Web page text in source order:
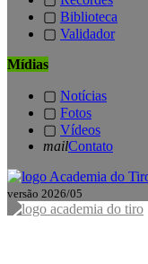
▢ Biblioteca
▢ Validador
Mídias
▢ Notícias
▢ Fotos
▢ Vídeos
mailContato
versão 2026/05